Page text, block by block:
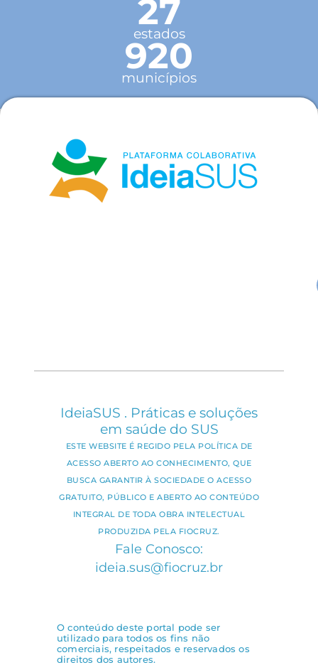
27
estados
920
municípios
IdeiaSUS . Práticas e soluções
em saúde do SUS
ESTE WEBSITE É REGIDO PELA POLÍTICA DE
ACESSO ABERTO AO CONHECIMENTO, QUE
BUSCA GARANTIR À SOCIEDADE O ACESSO
GRATUITO, PÚBLICO E ABERTO AO CONTEÚDO
INTEGRAL DE TODA OBRA INTELECTUAL
PRODUZIDA PELA FIOCRUZ.
Fale Conosco:
ideia.sus@fiocruz.br
O conteúdo deste portal pode ser
utilizado para todos os fins não
comerciais, respeitados e reservados os
direitos dos autores.